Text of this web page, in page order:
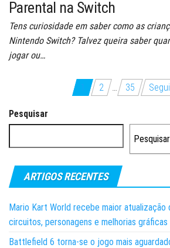
Parental na Switch
Tens curiosidade em saber como as
Nintendo Switch? Talvez queira saber
jogar ou…
Paginação
dos
conteúdos
1 2 … 35
Pesquisar
Pesquisar
ARTIGOS RECENTES
Mario Kart World recebe maior atualização
circuitos, personagens e melhorias gráficas
Battlefield 6 torna-se o jogo mais